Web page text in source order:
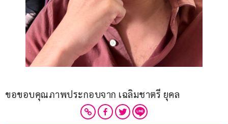
ขอขอบคุณภาพประกอบจาก เฉลิมชาตรี ยุคล